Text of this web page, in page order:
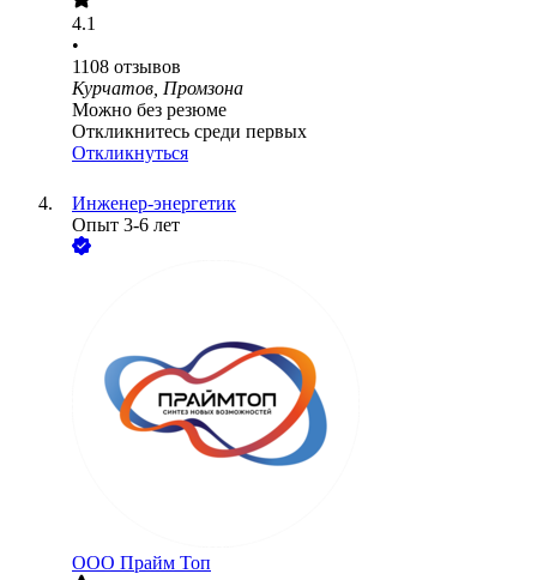
4.1
•
1108 отзывов
Курчатов, Промзона
Можно без резюме
Откликнитесь среди первых
Откликнуться
Инженер-энергетик
Опыт 3-6 лет
ООО Прайм Топ